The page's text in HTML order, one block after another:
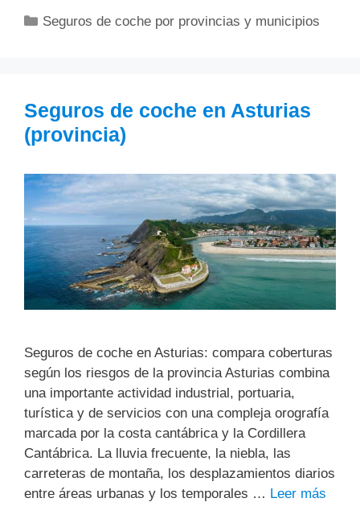
Categorías
Seguros de coche por provincias y municipios
Seguros de coche en Asturias
(provincia)
Seguros de coche en Asturias: compara coberturas
según los riesgos de la provincia Asturias combina
una importante actividad industrial, portuaria,
turística y de servicios con una compleja orografía
marcada por la costa cantábrica y la Cordillera
Cantábrica. La lluvia frecuente, la niebla, las
carreteras de montaña, los desplazamientos diarios
entre áreas urbanas y los temporales … Leer más